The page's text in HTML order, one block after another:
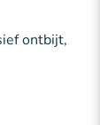
ontbijt,